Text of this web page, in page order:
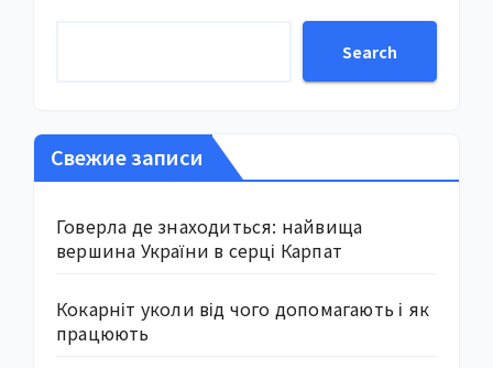
Search
Свежие записи
Говерла де знаходиться: найвища
вершина України в серці Карпат
Кокарніт уколи від чого допомагають і як
працюють